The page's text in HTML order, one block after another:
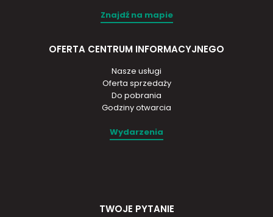
Znajdź na mapie
OFERTA CENTRUM INFORMACYJNEGO
Nasze usługi
Oferta sprzedaży
Do pobrania
Godziny otwarcia
Wydarzenia
TWOJE PYTANIE